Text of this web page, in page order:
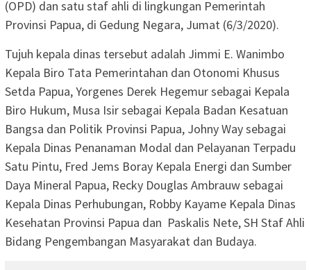
(OPD) dan satu staf ahli di lingkungan Pemerintah
Provinsi Papua, di Gedung Negara, Jumat (6/3/2020).
Tujuh kepala dinas tersebut adalah Jimmi E. Wanimbo
Kepala Biro Tata Pemerintahan dan Otonomi Khusus
Setda Papua, Yorgenes Derek Hegemur sebagai Kepala
Biro Hukum, Musa Isir sebagai Kepala Badan Kesatuan
Bangsa dan Politik Provinsi Papua, Johny Way sebagai
Kepala Dinas Penanaman Modal dan Pelayanan Terpadu
Satu Pintu, Fred Jems Boray Kepala Energi dan Sumber
Daya Mineral Papua, Recky Douglas Ambrauw sebagai
Kepala Dinas Perhubungan, Robby Kayame Kepala Dinas
Kesehatan Provinsi Papua dan Paskalis Nete, SH Staf Ahli
Bidang Pengembangan Masyarakat dan Budaya.